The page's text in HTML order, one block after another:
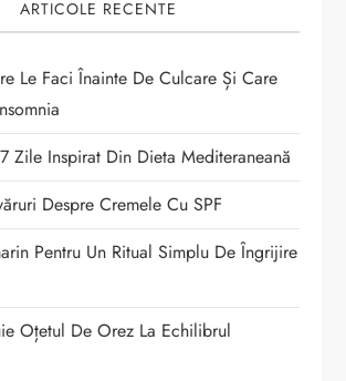
ARTICOLE RECENTE
Le Faci Înainte De Culcare Și Care
Zile Inspirat Din Dieta Mediteraneană
Despre Cremele Cu SPF
Pentru Un Ritual Simplu De Îngrijire
Oțetul De Orez La Echilibrul